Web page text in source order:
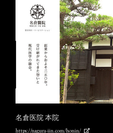
名倉医院 本院
https://nagura-iin.com/honin/